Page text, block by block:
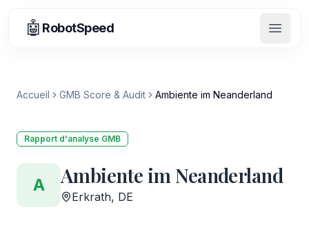
🤖 RobotSpeed
Accueil GMB Score & Audit Ambiente im Neanderland
Rapport d'analyse GMB
A Ambiente im Neanderland
Erkrath, DE